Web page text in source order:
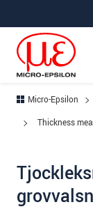
Micro-Epsilon
Thickness